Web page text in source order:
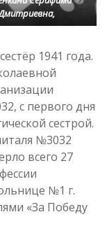
1941 года.
с первого дня
сестрой.
№3032
всего 27
№1 г.
«За Победу